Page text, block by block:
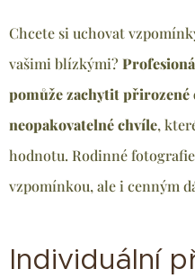
Chcete si uchovat
vašimi blízkými?
pomůže zachytit přirozené
neopakovatelné chvíle,
hodnotu. Rodinné
vzpomínkou, ale i cenným
Individuální